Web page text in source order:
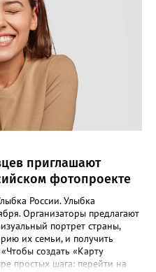
приглашают
фотопроекте
России. Улыбка
Организаторы предлагают
портрет страны,
их семьи, и получить
создать «Карту
простых шага: перейти на